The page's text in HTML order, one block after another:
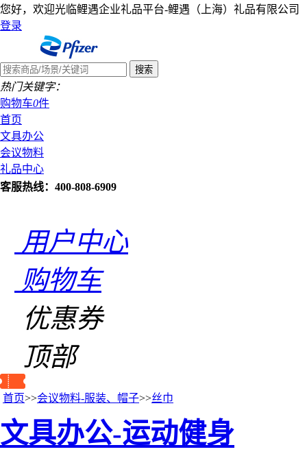
您好，欢迎光临鲤遇企业礼品平台-鲤遇（上海）礼品有限公司
登录
热门关键字：
购物车0件
首页
文具办公
会议物料
礼品中心
客服热线：400-808-6909
用户中心
购物车
优惠券
顶部
首页>>会议物料-服装、帽子>>丝巾
文具办公-运动健身